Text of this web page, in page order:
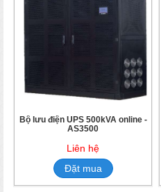
Bộ lưu điện UPS 500kVA online -
AS3500
Liên hệ
Đặt mua